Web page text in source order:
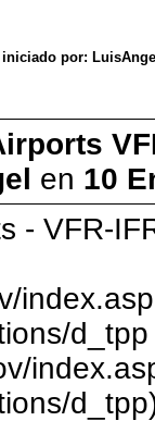
por:
en 10
- VFR-
d_tpp